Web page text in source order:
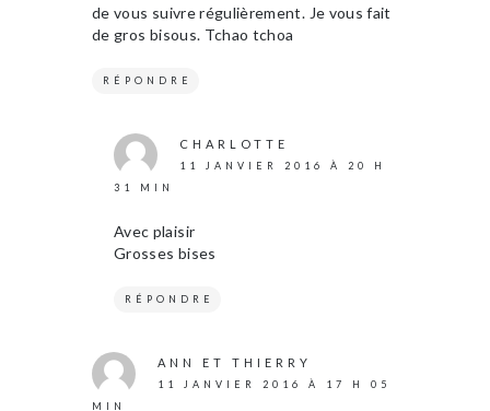
de vous suivre régulièrement. Je vous fait
de gros bisous. Tchao tchoa
RÉPONDRE
CHARLOTTE
11 JANVIER 2016 À 20 H
31 MIN
Avec plaisir
Grosses bises
RÉPONDRE
ANN ET THIERRY
11 JANVIER 2016 À 17 H 05
MIN